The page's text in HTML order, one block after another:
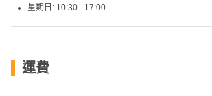
租
星期日: 10:30 - 17:00
運費